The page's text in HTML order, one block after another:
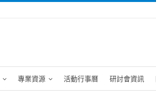
專業資源 活動行事曆 研討會資訊